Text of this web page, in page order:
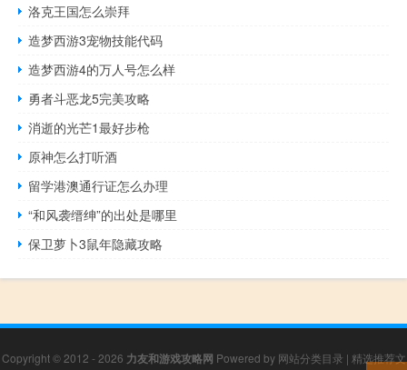
洛克王国怎么崇拜
造梦西游3宠物技能代码
造梦西游4的万人号怎么样
勇者斗恶龙5完美攻略
消逝的光芒1最好步枪
原神怎么打听酒
留学港澳通行证怎么办理
“和风袭缙绅”的出处是哪里
保卫萝卜3鼠年隐藏攻略
Copyright © 2012 - 2026 力友和游戏攻略网 Powered by 网站分类目录 | 精选推荐文